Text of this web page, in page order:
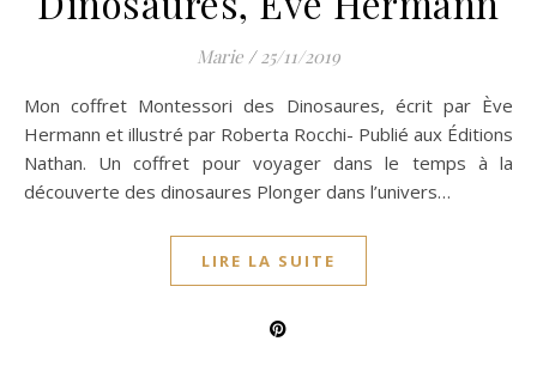
Marie / 25/11/2019
Mon coffret Montessori des Dinosaures, écrit par Ève
Hermann et illustré par Roberta Rocchi- Publié aux Éditions
Nathan. Un coffret pour voyager dans le temps à la
découverte des dinosaures Plonger dans l’univers…
LIRE LA SUITE